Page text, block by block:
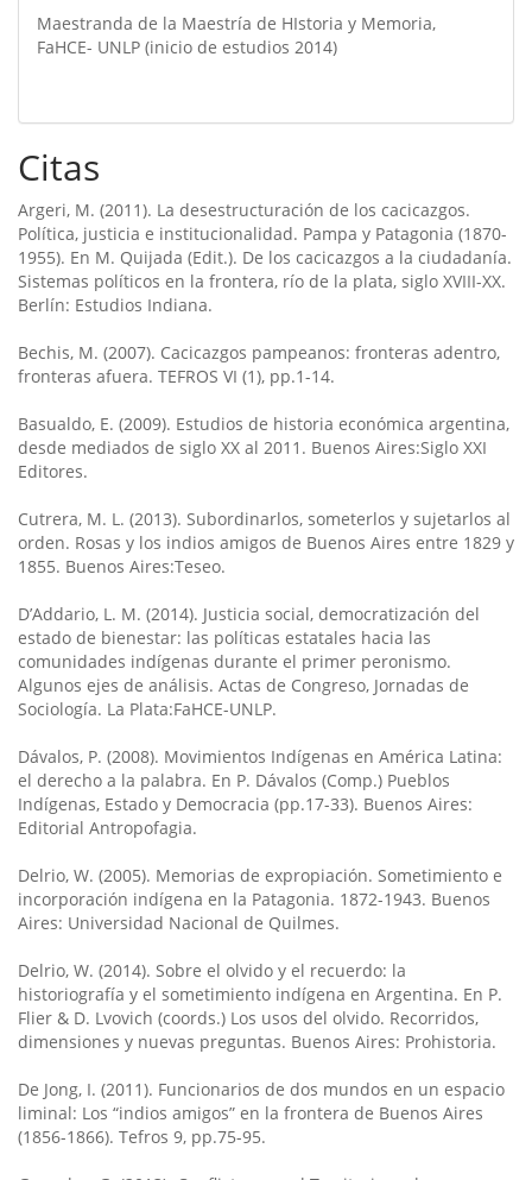
Maestranda de la Maestría de HIstoria y Memoria,
FaHCE- UNLP (inicio de estudios 2014)
Citas
Argeri, M. (2011). La desestructuración de los cacicazgos.
Política, justicia e institucionalidad. Pampa y Patagonia (1870-
1955). En M. Quijada (Edit.). De los cacicazgos a la ciudadanía.
Sistemas políticos en la frontera, río de la plata, siglo XVIII-XX.
Berlín: Estudios Indiana.
Bechis, M. (2007). Cacicazgos pampeanos: fronteras adentro,
fronteras afuera. TEFROS VI (1), pp.1-14.
Basualdo, E. (2009). Estudios de historia económica argentina,
desde mediados de siglo XX al 2011. Buenos Aires:Siglo XXI
Editores.
Cutrera, M. L. (2013). Subordinarlos, someterlos y sujetarlos al
orden. Rosas y los indios amigos de Buenos Aires entre 1829 y
1855. Buenos Aires:Teseo.
D’Addario, L. M. (2014). Justicia social, democratización del
estado de bienestar: las políticas estatales hacia las
comunidades indígenas durante el primer peronismo.
Algunos ejes de análisis. Actas de Congreso, Jornadas de
Sociología. La Plata:FaHCE-UNLP.
Dávalos, P. (2008). Movimientos Indígenas en América Latina:
el derecho a la palabra. En P. Dávalos (Comp.) Pueblos
Indígenas, Estado y Democracia (pp.17-33). Buenos Aires:
Editorial Antropofagia.
Delrio, W. (2005). Memorias de expropiación. Sometimiento e
incorporación indígena en la Patagonia. 1872-1943. Buenos
Aires: Universidad Nacional de Quilmes.
Delrio, W. (2014). Sobre el olvido y el recuerdo: la
historiografía y el sometimiento indígena en Argentina. En P.
Flier & D. Lvovich (coords.) Los usos del olvido. Recorridos,
dimensiones y nuevas preguntas. Buenos Aires: Prohistoria.
De Jong, I. (2011). Funcionarios de dos mundos en un espacio
liminal: Los “indios amigos” en la frontera de Buenos Aires
(1856-1866). Tefros 9, pp.75-95.